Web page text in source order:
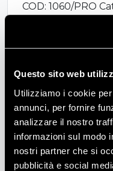
Questo sito web
Utilizziamo i cookie
annunci, per fornire
analizzare il nostro
informazioni sul modo
nostri partner che si
pubblicità e social
mm
CURSOR
COD: 1060/PRO
PROLUNGA DA 500